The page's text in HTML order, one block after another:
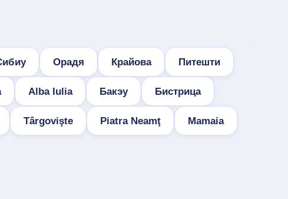
Орадя Крайова Питешти
Alba Iulia Бакэу Бистрица
Târgovişte Piatra Neamţ Mamaia